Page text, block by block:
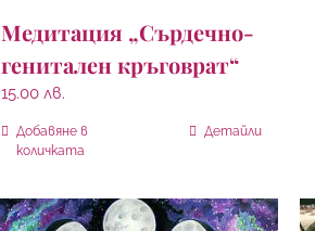
Медитация „Сърдечно-
генитален кръговрат“
15.00 лв.
Добавяне в
количката
Детайли